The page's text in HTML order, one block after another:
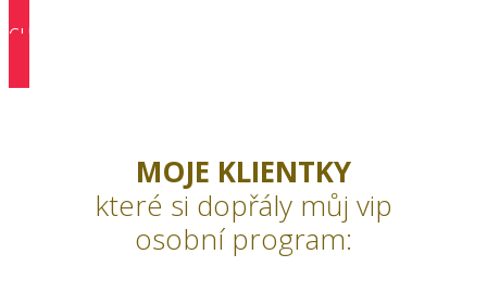
CHCI SI ZAVOLAT >>
MOJE KLIENTKY
které si dopřály můj vip
osobní program: